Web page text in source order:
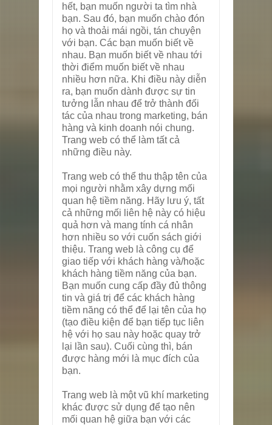
hết, bạn muốn người ta tìm nhà
bạn. Sau đó, bạn muốn chào đón
họ và thoải mái ngồi, tán chuyện
với bạn. Các bạn muốn biết về
nhau. Bạn muốn biết về nhau tới
thời điểm muốn biết về nhau
nhiều hơn nữa. Khi điều này diễn
ra, bạn muốn dành được sự tin
tưởng lẫn nhau để trở thành đối
tác của nhau trong marketing, bán
hàng và kinh doanh nói chung.
Trang web có thể làm tất cả
những điều này.
Trang web có thể thu thập tên của
mọi người nhằm xây dựng mối
quan hệ tiềm năng. Hãy lưu ý, tất
cả những mối liên hệ này có hiệu
quả hơn và mang tính cá nhân
hơn nhiều so với cuốn sách giới
thiệu. Trang web là công cụ để
giao tiếp với khách hàng và/hoặc
khách hàng tiềm năng của bạn.
Bạn muốn cung cấp đầy đủ thông
tin và giá trị để các khách hàng
tiềm năng có thể để lại tên của họ
(tạo điều kiện để bạn tiếp tục liên
hệ với họ sau này hoặc quay trở
lại lần sau). Cuối cùng thì, bán
được hàng mới là mục đích của
bạn.
Trang web là một vũ khí marketing
khác được sử dụng để tạo nên
mối quan hệ giữa bạn với các